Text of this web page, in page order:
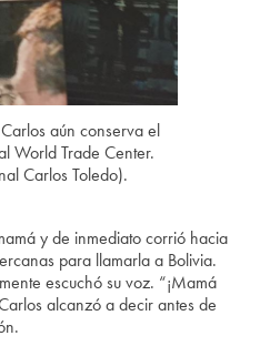
aún conserva el
World Trade Center.
Carlos Toledo).
y de inmediato corrió hacia
para llamarla a Bolivia.
escuchó su voz. “¡Mamá
alcanzó a decir antes de